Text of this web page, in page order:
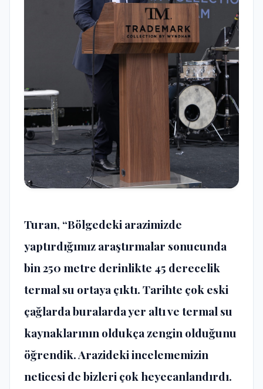
Turan, “Bölgedeki arazimizde
yaptırdığımız araştırmalar sonucunda
bin 250 metre derinlikte 45 derecelik
termal su ortaya çıktı. Tarihte çok eski
çağlarda buralarda yer altı ve termal su
kaynaklarının oldukça zengin olduğunu
öğrendik. Arazideki incelememizin
neticesi de bizleri çok heyecanlandırdı.